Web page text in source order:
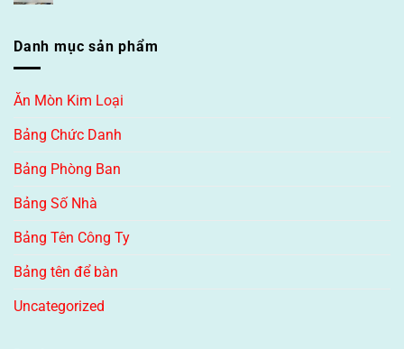
Danh mục sản phẩm
Ăn Mòn Kim Loại
Bảng Chức Danh
Bảng Phòng Ban
Bảng Số Nhà
Bảng Tên Công Ty
Bảng tên để bàn
Uncategorized